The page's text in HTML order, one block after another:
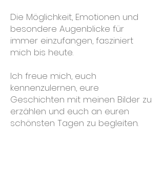
Die Möglichkeit, Emotionen und
besondere Augenblicke für
immer einzufangen, fasziniert
mich bis heute.
Ich freue mich, euch
kennenzulernen, eure
Geschichten mit meinen Bilder zu
erzählen und euch an euren
schönsten Tagen zu begleiten.